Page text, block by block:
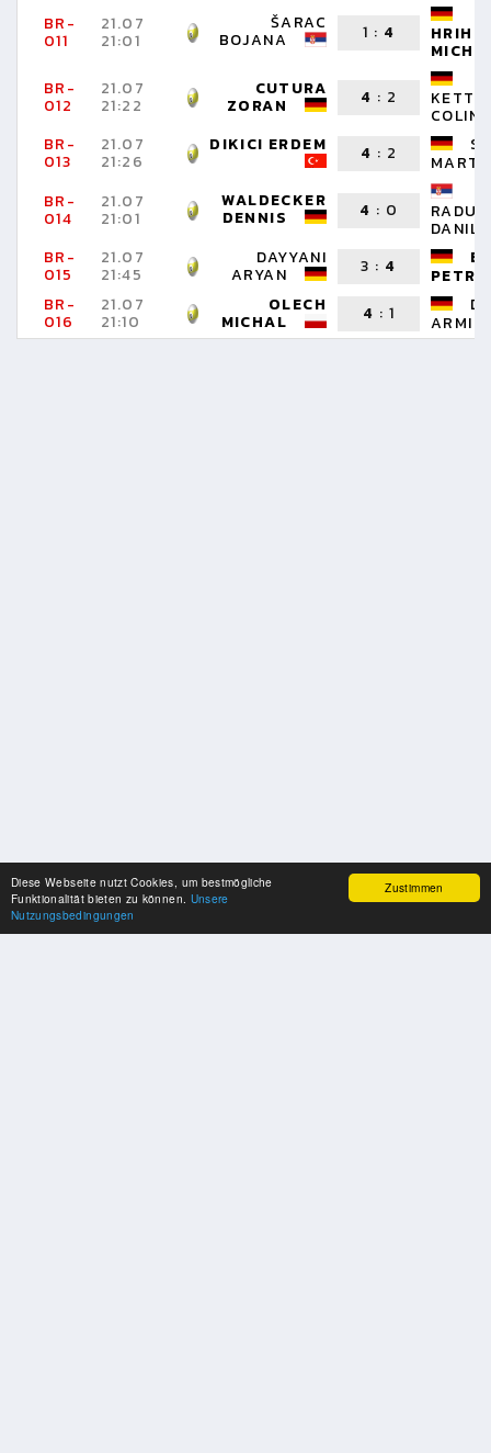
Zustimmen
Diese Webseite nutzt Cookies, um bestmögliche
Funktionalität bieten zu können. Unsere
Nutzungsbedingungen
BR-
011
21.07
21:01
ŠARAC
BOJANA 1 : 4
BR-
012
21.07
21:22
CUTURA
ZORAN 4 : 2
COLIN
BR-
013
21.07
21:26
DIKICI ERDEM 4 : 2
BR-
014
21.07
21:01
WALDECKER
DENNIS 4 : 0
DANILO
BR-
015
21.07
21:45
DAYYANI
ARYAN 3 : 4
PETRA
BR-
016
21.07
21:10
OLECH
MICHAL 4 : 1